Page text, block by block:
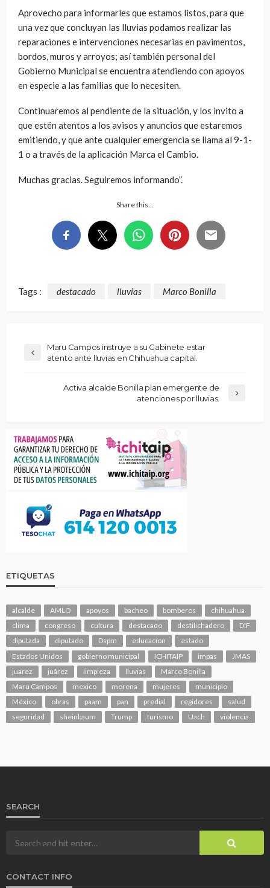
Aprovecho para informarles que estamos listos, para que
una vez que concluyan las lluvias podamos realizar las
reparaciones e intervenciones necesarias en pavimentos,
bordos, muros y arroyos; así también personal del
Gobierno Municipal se encuentra atendiendo con apoyos
en especie a las familias que lo necesiten.
Continuaremos al pendiente de la situación, y los invito a
que estén atentos a los avisos y anuncios que estaremos
emitiendo, y que ante cualquier emergencia se llama al 9-1-
1 o a través de la aplicación Marca el Cambio.
Muchas gracias. Seguiremos informando”.
Share this…
Tags : destacado lluvias Marco Bonilla
Maru Campos instruye a su Gabinete estar
atento ante lluvias en Chihuahua capital.
Activa alcalde Bonilla plan emergente de
atenciones por lluvias.
ETIQUETAS
alcalde AMLO apoyos bacheo bomberos
chihuahua
clima
congreso cultura destacado destilichadero
DIF
diputada
diputado Dspm educacion
estado
Estados Unidos
gobierno municipal ICHITAIP impas
JMAS
juarez
juárez limpieza lluvias
Marco Bonilla
Maru Campos
mexico morena mujeres
municipio
México
obras paam pan predial regidores
salud
seguridad
sheinbaum Trump turismo Uach violencia
SEARCH
CONTACT INFO